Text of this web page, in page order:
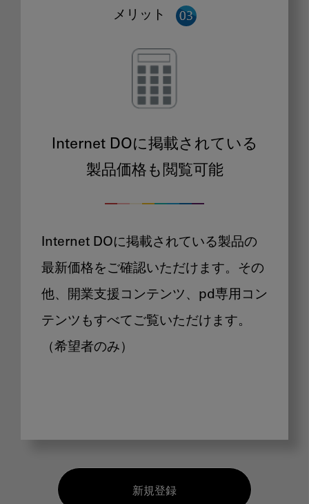
メリット
Internet DOに掲載されている
製品価格も閲覧可能
Internet DOに掲載されている製品の
最新価格をご確認いただけます。その
他、開業支援コンテンツ、pd専用コン
テンツもすべてご覧いただけます。
（希望者のみ）
新規登録